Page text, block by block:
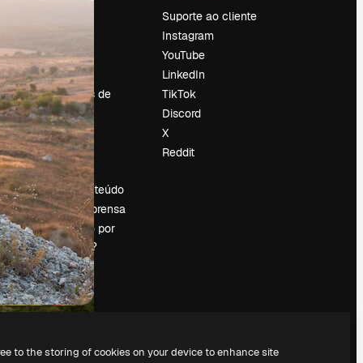
Reviews
Emprego
Tendências de
pesquisa
Blog
Eventos
Slidesgo
Vender conteúdo
Sala de imprensa
Procurando por
magnific.ai?
Suporte ao cliente
Instagram
YouTube
LinkedIn
TikTok
Discord
X
Reddit
to the storing of cookies on your device to enhance site